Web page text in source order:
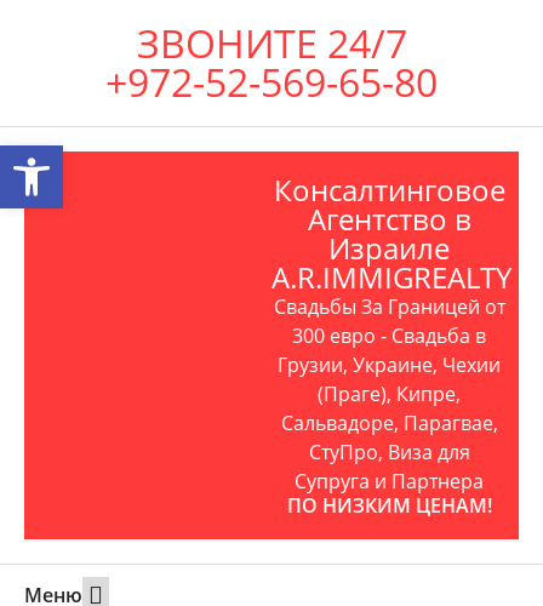
ЗВОНИТЕ 24/7
+972-52-569-65-80
Консалтинговое
Агентство в
Израиле
A.R.IMMIGREALTY
Свадьбы За Границей от
300 евро - Свадьба в
Грузии, Украине, Чехии
(Праге), Кипре,
Сальвадоре, Парагвае,
СтуПро, Виза для
Супруга и Партнера
ПО НИЗКИМ ЦЕНАМ!
Меню
Открыть панель инструментов